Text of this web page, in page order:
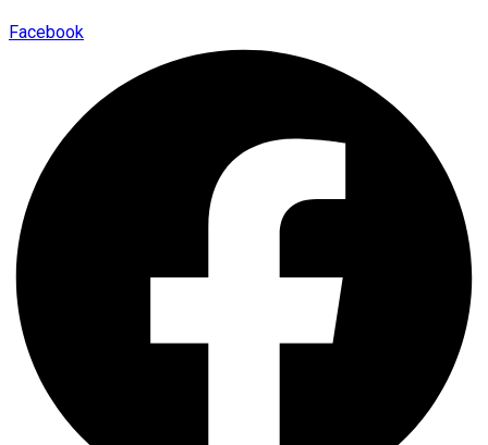
Facebook